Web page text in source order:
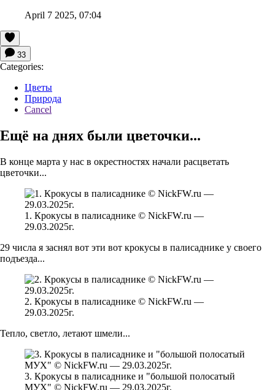
April 7 2025, 07:04
33
Categories:
Цветы
Природа
Cancel
Ещё на днях были цветочки...
В конце марта у нас в окрестностях начали расцветать
цветочки...
1. Крокусы в палисаднике © NickFW.ru —
29.03.2025г.
29 числа я заснял вот эти вот крокусы в палисаднике у своего
подъезда...
2. Крокусы в палисаднике © NickFW.ru —
29.03.2025г.
Тепло, светло, летают шмели...
3. Крокусы в палисаднике и "большой полосатый
МУХ" © NickFW.ru — 29.03.2025г.